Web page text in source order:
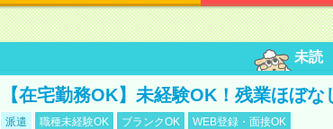
未読
【在宅勤務OK】未経験OK！残業ほぼ
派遣 職種未経験OK ブランクOK WEB登録・面接OK